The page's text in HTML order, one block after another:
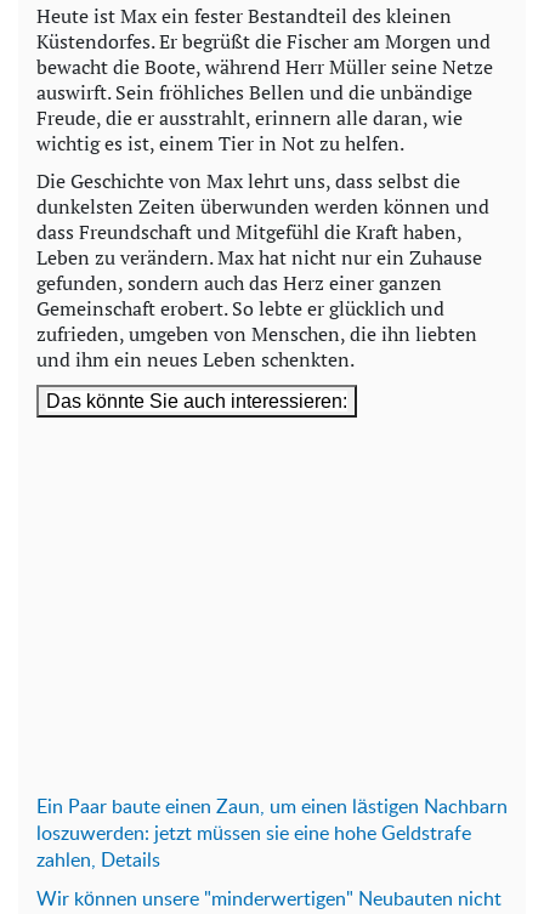
Heute ist Max ein fester Bestandteil des kleinen
Küstendorfes. Er begrüßt die Fischer am Morgen und
bewacht die Boote, während Herr Müller seine Netze
auswirft. Sein fröhliches Bellen und die unbändige
Freude, die er ausstrahlt, erinnern alle daran, wie
wichtig es ist, einem Tier in Not zu helfen.
Die Geschichte von Max lehrt uns, dass selbst die
dunkelsten Zeiten überwunden werden können und
dass Freundschaft und Mitgefühl die Kraft haben,
Leben zu verändern. Max hat nicht nur ein Zuhause
gefunden, sondern auch das Herz einer ganzen
Gemeinschaft erobert. So lebte er glücklich und
zufrieden, umgeben von Menschen, die ihn liebten
und ihm ein neues Leben schenkten.
Das könnte Sie auch interessieren:
Ein Paar baute einen Zaun, um einen lästigen Nachbarn
loszuwerden: jetzt müssen sie eine hohe Geldstrafe
zahlen, Details
Wir können unsere "minderwertigen" Neubauten nicht